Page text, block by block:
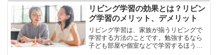
るのでおすすめです。今回は...
リビング学習の効果とは？リビン
グ学習のメリット、デメリット
リビング学習は、家族が揃うリビングで
学習する方法のことです。勉強するなら
子ども部屋や個室などで学習するほうが